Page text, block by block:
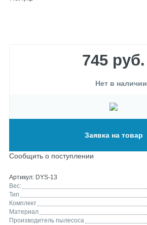
Артикул: DYS-13
Вес:
Тип
Комплект
Материал
Производитель пылесоса
745 руб.
Нет в наличии
Заявка на товар
Сообщить о поступлении